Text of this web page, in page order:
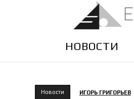
НОВОСТИ
Новости ИГОРЬ ГРИГОРЬЕВ